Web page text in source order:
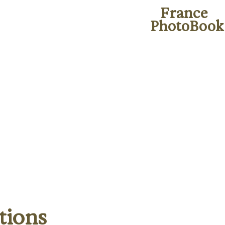
France
PhotoBook